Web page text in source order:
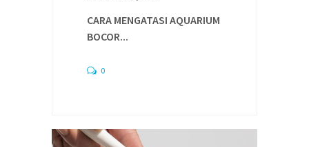
CARA MENGATASI AQUARIUM
BOCOR...
0